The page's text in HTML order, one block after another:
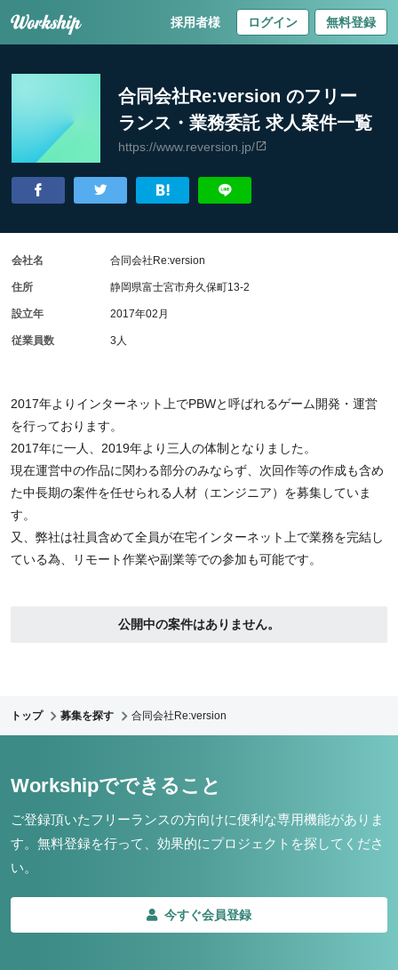
採用者様 ログイン 無料登録
合同会社Re:version のフリー
ランス・業務委託 求人案件一覧
https://www.reversion.jp/
2017年よりインターネット上でPBWと呼ばれるゲーム開発・運営
を行っております。
2017年に一人、2019年より三人の体制となりました。
現在運営中の作品に関わる部分のみならず、次回作等の作成も含め
た中長期の案件を任せられる人材（エンジニア）を募集していま
す。
又、弊社は社員含めて全員が在宅インターネット上で業務を完結し
ている為、リモート作業や副業等での参加も可能です。
公開中の案件はありません。
会社名 合同会社Re:version
住所 静岡県富士宮市舟久保町13-2
設立年 2017年02月
従業員数 3人
トップ 募集を探す 合同会社Re:version
Workshipでできること
ご登録頂いたフリーランスの方向けに便利な専用機能がありま
す。 無料登録を行って、効果的にプロジェクトを探してくださ
い。
今すぐ会員登録